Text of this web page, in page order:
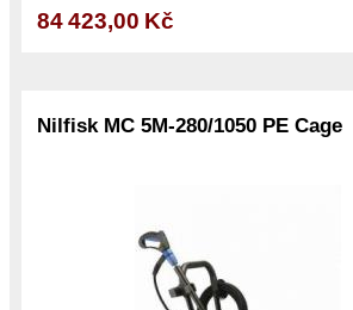
84 423,00 Kč
Nilfisk MC 5M-280/1050 PE Cage